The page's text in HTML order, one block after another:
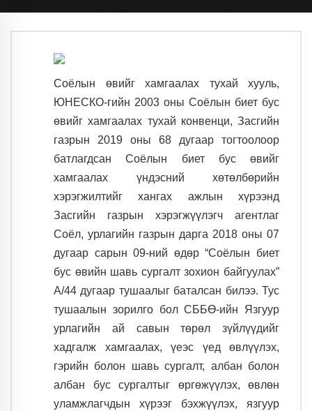
Соёлын өвийг хамгаалах тухай хууль,
ЮНЕСКО-гийн 2003 оны Соёлын биет бус
өвийг хамгаалах тухай конвенци, Засгийн
газрын 2019 оны 68 дугаар тогтоолоор
батлагдсан Соёлын биет бус өвийг
хамгаалах үндэсний хөтөлбөрийн
хэрэгжилтийг хангах ажлын хүрээнд
Засгийн газрын хэрэгжүүлэгч агентлаг
Соёл, урлагийн газрын дарга 2018 оны 07
дугаар сарын 09-ний өдөр “Соёлын биет
бус өвийн шавь сургалт зохион байгуулах”
А/44 дугаар тушаалыг баталсан билээ. Тус
тушаалын зорилго бол СББӨ-ийн Язгуур
урлагийн ай савын төрөл зүйлүүдийг
хадгалж хамгаалах, үеэс үед өвлүүлэх,
гэрийн болон шавь сургалт, албан болон
албан бус сургалтыг өргөжүүлэх, өвлөн
уламжлагчдын хүрээг бэхжүүлэх, язгуур